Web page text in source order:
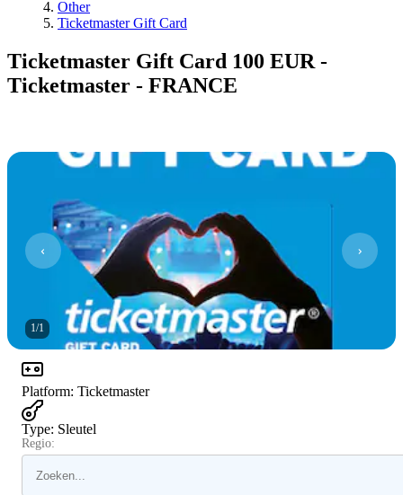
Other
Ticketmaster Gift Card
Ticketmaster Gift Card 100 EUR -
Ticketmaster - FRANCE
1/1
Platform: Ticketmaster
Type: Sleutel
Regio: